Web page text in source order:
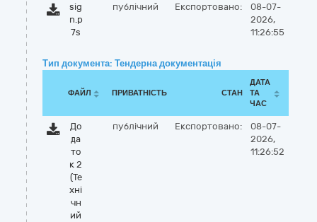
sig
n.p
7s
публічний Експортовано:
08-07-
2026,
11:26:55
Тип документа: Тендерна документація
ФАЙЛ ПРИВАТНІСТЬ СТАН
ДАТА
ТА
ЧАС
До
да
то
к 2
(Те
хні
чн
ий
публічний Експортовано:
08-07-
2026,
11:26:52